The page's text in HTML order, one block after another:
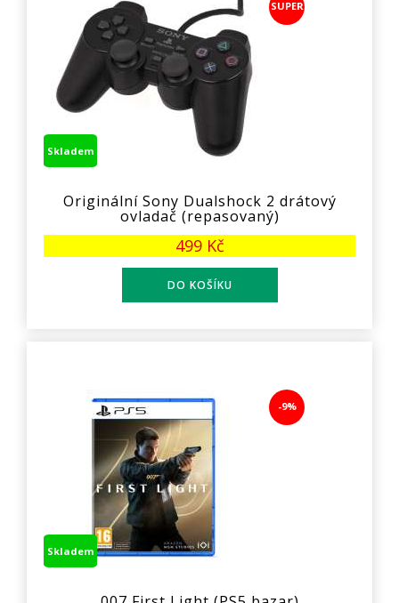
SUPER
Skladem
Originální Sony Dualshock 2 drátový
ovladač (repasovaný)
499 Kč
-9%
Skladem